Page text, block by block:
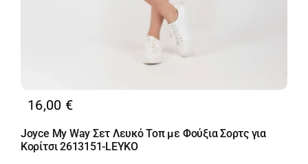
16,00 €
Joyce My Way Σετ Λευκό Τοπ με Φούξια Σορτς για
Κορίτσι 2613151-LEYKO